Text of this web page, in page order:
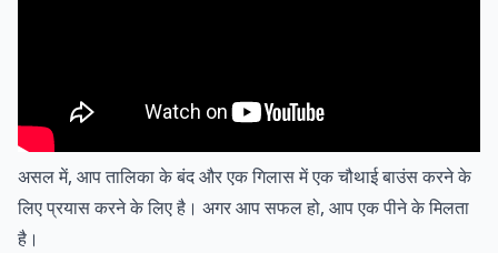
असल में, आप तालिका के बंद और एक गिलास में एक चौथाई बाउंस करने के
लिए प्रयास करने के लिए है। अगर आप सफल हो, आप एक पीने के मिलता
है।